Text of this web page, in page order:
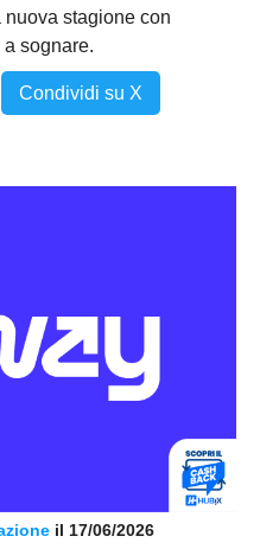
stagione con
sognare.
Condividi su X
il 17/06/2026